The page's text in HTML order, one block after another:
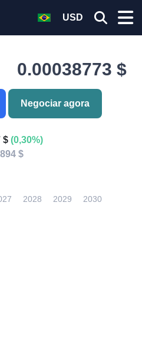
USD
0.00038773 $
Negociar agora
$ (0,30%)
$
2028 2029 2030